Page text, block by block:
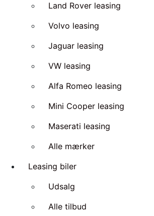
Land Rover leasing
Volvo leasing
Jaguar leasing
VW leasing
Alfa Romeo leasing
Mini Cooper leasing
Maserati leasing
Alle mærker
Leasing biler
Udsalg
Alle tilbud